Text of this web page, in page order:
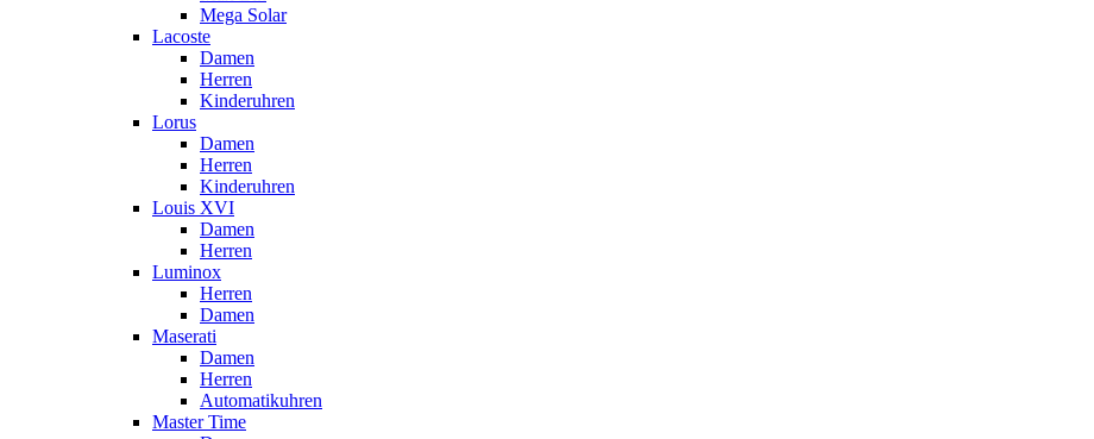
Mega Solar
Lacoste
Damen
Herren
Kinderuhren
Lorus
Damen
Herren
Kinderuhren
Louis XVI
Damen
Herren
Luminox
Herren
Damen
Maserati
Damen
Herren
Automatikuhren
Master Time